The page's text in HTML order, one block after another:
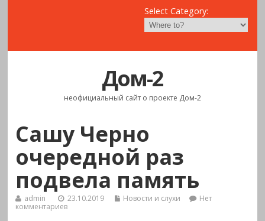
Select Category:
Дом-2
неофициальный сайт о проекте Дом-2
Сашу Черно
очередной раз
подвела память
admin 23.10.2019 Новости и слухи
Нет
комментариев